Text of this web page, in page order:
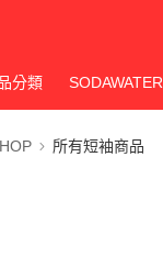
分類 SODAWATER
所有短袖商品